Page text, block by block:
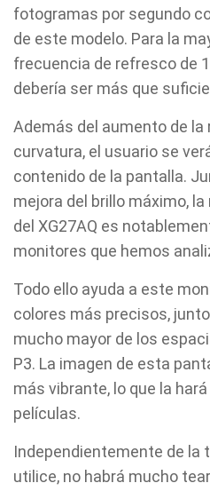
fotogramas por segundo
de este modelo. Para la
frecuencia de refresco de
debería ser más que
Además del aumento de la
curvatura, el usuario se
contenido de la pantalla.
mejora del brillo máximo,
del XG27AQ es
monitores que hemos
Todo ello ayuda a este
colores más precisos,
mucho mayor de los
P3. La imagen de esta
más vibrante, lo que la
películas.
Independientemente de la
utilice, no habrá mucho